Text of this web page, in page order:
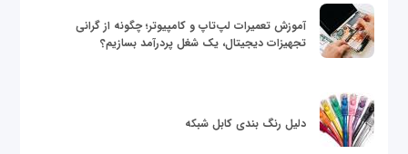
آموزش تعمیرات لپ‌تاپ و کامپیوتر؛ چگونه از گرانی
تجهیزات دیجیتال، یک شغل پردرآمد بسازیم؟
دلیل رنگ بندی کابل شبکه